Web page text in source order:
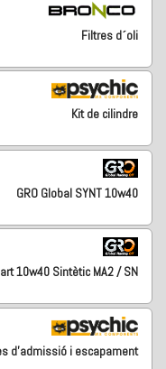
Filtres d´oli
Kit de cilindre
GRO Global SYNT 10w40
10w40 Sintètic MA2 / SN
d'admissió i escapament